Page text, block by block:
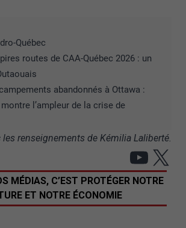
Québec
routes de CAA-Québec 2026 : un
abandonnés à Ottawa :
l’ampleur de la crise de
les renseignements de Kémilia Laliberté.
X
MÉDIAS, C’EST PROTÉGER NOTRE
ET NOTRE ÉCONOMIE